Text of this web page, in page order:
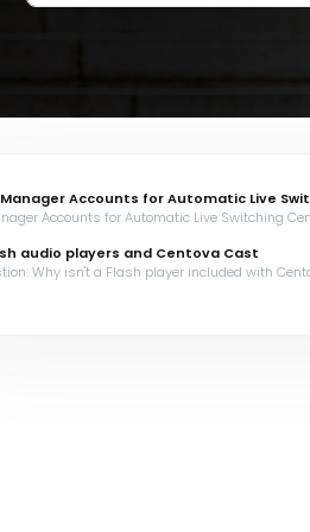
Manager Accounts for Automatic Live
Accounts for Automatic Live Switching
audio players and Centova Cast
Why isn't a Flash player included with